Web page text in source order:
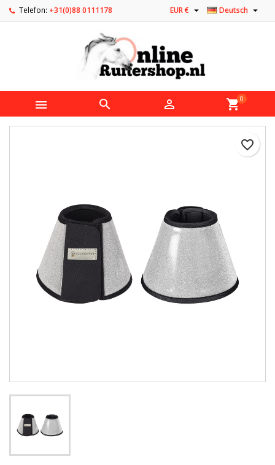
Telefon: +31(0)88 0111178 Deutsch 
EUR € 
   shopping_cart0
favorite_border